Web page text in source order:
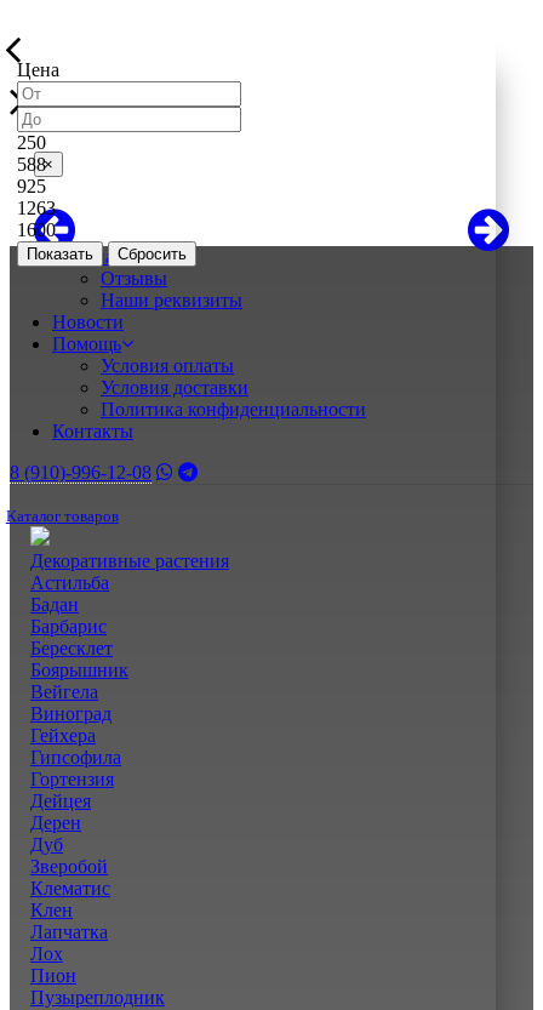
×
О нас
Отзывы
Наши реквизиты
Новости
Помощь
Условия оплаты
Условия доставки
Политика конфиденциальности
Контакты
8 (910)-996-12-08
Каталог товаров
Декоративные растения
Астильба
Бадан
Барбарис
Бересклет
Боярышник
Вейгела
Виноград
Гейхера
Гипсофила
Гортензия
Дейцея
Дерен
Дуб
Зверобой
Клематис
Клен
Лапчатка
Лох
Пион
Пузыреплодник
Цена
250
588
925
1263
1600
Показать